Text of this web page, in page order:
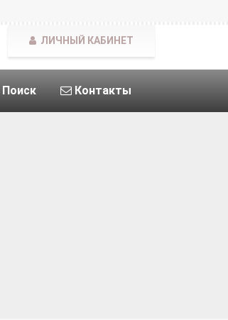
Поиск Контакты
ЛИЧНЫЙ КАБИНЕТ